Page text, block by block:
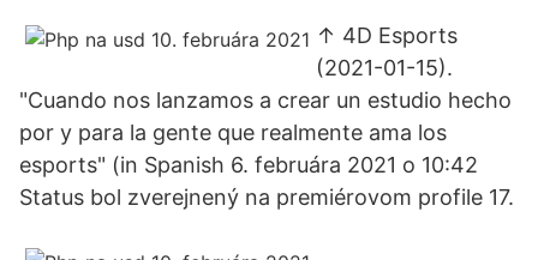
↑ 4D Esports
(2021-01-15).
"Cuando nos lanzamos a crear un estudio hecho
por y para la gente que realmente ama los
esports" (in Spanish 6. februára 2021 o 10:42
Status bol zverejnený na premiérovom profile 17.